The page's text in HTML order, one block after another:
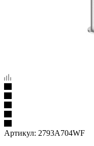
Артикул: 2793A704WF